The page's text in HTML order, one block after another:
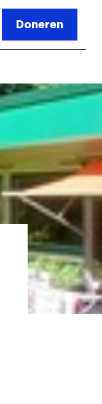
Doneren